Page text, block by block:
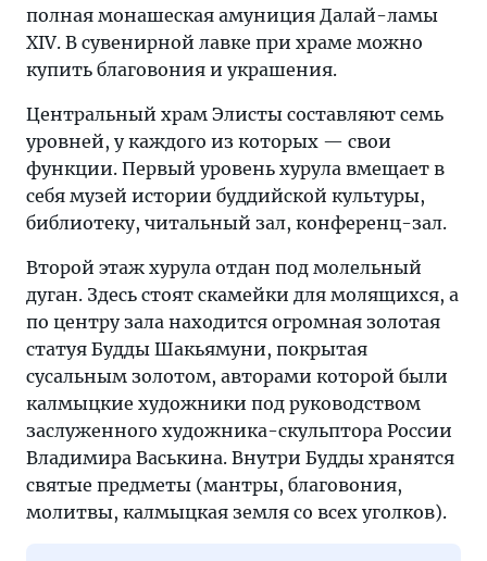
полная монашеская амуниция Далай-ламы
XIV. В сувенирной лавке при храме можно
купить благовония и украшения.
Центральный храм Элисты составляют семь
уровней, у каждого из которых — свои
функции. Первый уровень хурула вмещает в
себя музей истории буддийской культуры,
библиотеку, читальный зал, конференц-зал.
Второй этаж хурула отдан под молельный
дуган. Здесь стоят скамейки для молящихся, а
по центру зала находится огромная золотая
статуя Будды Шакьямуни, покрытая
сусальным золотом, авторами которой были
калмыцкие художники под руководством
заслуженного художника-скульптора России
Владимира Васькина. Внутри Будды хранятся
святые предметы (мантры, благовония,
молитвы, калмыцкая земля со всех уголков).